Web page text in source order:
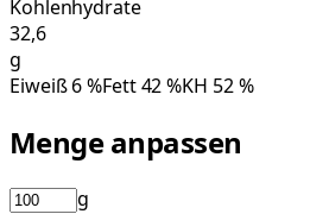
Kohlenhydrate
32,6
g
Eiweiß6%Fett42%KH 52%
Menge anpassen
g